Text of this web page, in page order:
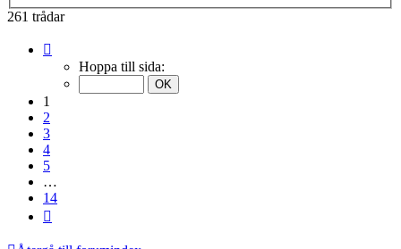
261 trådar
Hoppa till sida:
1
2
3
4
5
…
14